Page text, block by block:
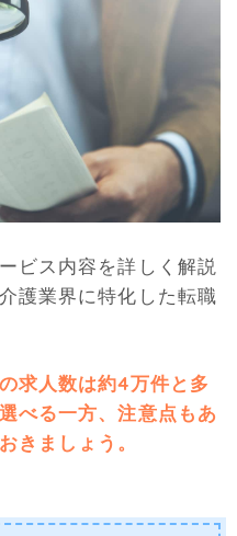
ビス内容を詳しく解説
護業界に特化した転職
求人数は約4万件と多
べる一方、注意点もあ
きましょう。